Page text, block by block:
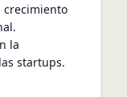
crecimiento
la
startups.